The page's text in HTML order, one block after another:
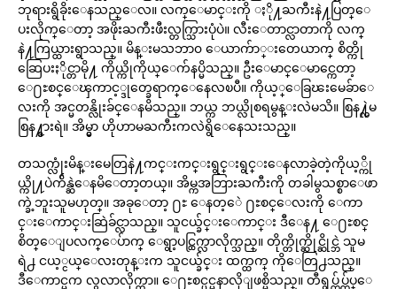
ဘုရားရွိခိုးေနသည္ေလ။ လက္ေမာင္းကို ႏို႔ႀကီးနဲ႔ပြတ္ေ
ပးလိုက္ေတာ့ အဖိုးႀကီးဖီးလ္တက္သြားပုံပဲ။ လီးေတာင္လာတာကို လက္
နဲ႔ကြယ္ထားရွာသည္။ မိန္းမသဘာ၀ ေယာက်ာ္းတေယာက္ စိတ္ကို
ဆြေပးႏိုင္တာမို႔ ကိုယ္ကိုကိုယ္ေက်နပ္မိသည္။ ဦးေမာင္ေမာင္ကေတာ့
ေ႐ႊစင္ေၾကာင့္ဒုတ္ခေရာက္ေနေလၿပီ။ ကိုယ့္ေခြၽးမေခ်ာေ
လးကို အင္မတန္လိုးခ်င္ေနမိသည္။ ဘယ္က ဘယ္လိုစရမွန္းလဲမသိ။ စြန႔္လဲမ
စြန႔္စားရဲ။ အိမ္မွာ ဟိုဟာမႀကီးကလဲရွိေနေသးသည္။
တသက္လုံးမိန္းမေတြနဲ႔ကင္းကင္းရွင္းရွင္းေနလာခဲ့တဲ့ကိုယ့္ကို
ယ္ကို႔ပဲက်ိန္ဆဲေနမိေတာ့တယ္။ အိမ္ကအဘြားႀကီးကို တခါမွသစ္စာေဖာ
က္ခဲ့ဘူးသူမဟုတ္။ အခုေတာ့ ႐ႊ ေနတ့ေဲ ႐ႊစင္ေလးကို ေကာ
င္းေကာင္းဆြဲခ်င္လာသည္။ သူငယ္ခ်င္းေကာင္း ဒီေန႔ ေ႐ႊစင္
စိတ္ေျပလက္ေပ်ာက္ ေရွာ့ပင္ထြက္လာလိုက္သည္။ တိုက္တိုက္ဆိုင္ဆိုင္ဘဲ သူမ
ရဲ႕ ငယ့္ငယ္ေလးတုန္းက သူငယ္ခ်င္း ထက္ထက္ ကိုေတြ႕သည္။
ဒီေကာင္မက လွလာလိုက္တာ။ ေ႐ႊစင္ပင္မနာလိုျဖစ္မိသည္။ တီရွပ္က်ပ္က်ပ္ေ